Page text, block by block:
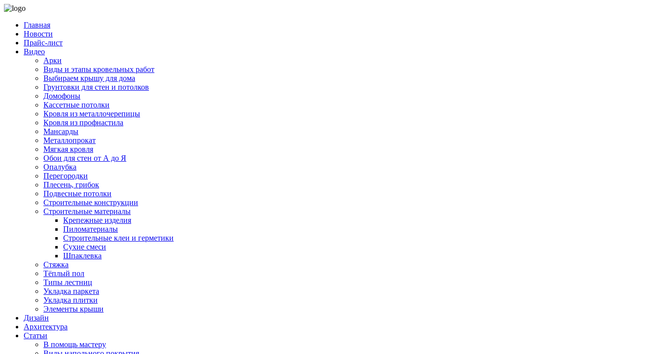
Главная
Новости
Прайс-лист
Видео
Арки
Виды и этапы кровельных работ
Выбираем крышу для дома
Грунтовки для стен и потолков
Домофоны
Кассетные потолки
Кровля из металлочерепицы
Кровля из профнастила
Мансарды
Металлопрокат
Мягкая кровля
Обои для стен от А до Я
Опалубка
Перегородки
Плесень, грибок
Подвесные потолки
Строительные конструкции
Строительные материалы
Крепежные изделия
Пиломатериалы
Строительные клеи и герметики
Сухие смеси
Шпаклевка
Стяжка
Тёплый пол
Типы лестниц
Укладка паркета
Укладка плитки
Элементы крыши
Дизайн
Архитектура
Статьи
В помощь мастеру